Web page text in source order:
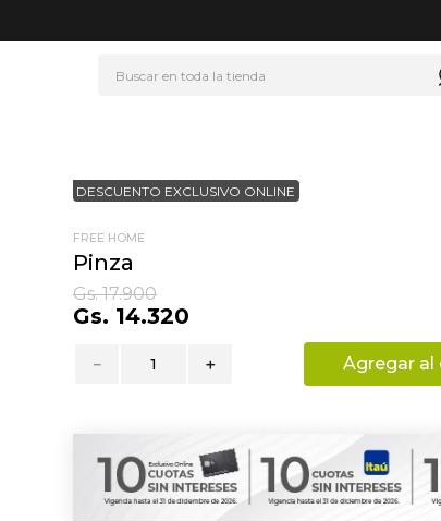
DESCUENTO EXCLUSIVO ONLINE
FREE HOME
Pinza
Gs. 17.900
Gs. 14.320
＋
－ Agregar al